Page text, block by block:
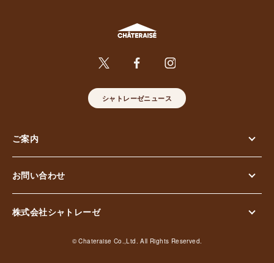
シャトレーゼニュース
ご案内
お問い合わせ
株式会社シャトレーゼ
© Chateraise Co.,Ltd. All Rights Reserved.